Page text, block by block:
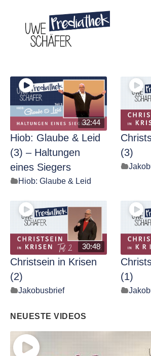
content
32:44
Hiob: Glaube & Leid
(3) – Haltungen
eines Siegers
Hiob: Glaube & Leid
(3)
30:48
Christsein in Krisen
(2)
Jakobusbrief
(1)
NEUESTE VIDEOS